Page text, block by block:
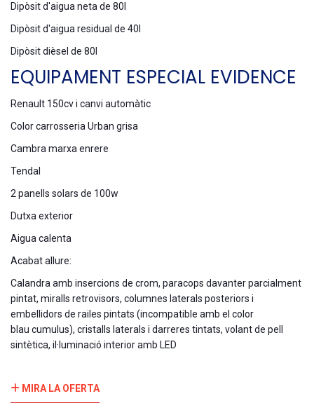
Dipòsit d'aigua neta de 80l
Dipòsit d'aigua residual de 40l
Dipòsit dièsel de 80l
EQUIPAMENT ESPECIAL EVIDENCE
Renault 150cv i canvi automàtic
Color carrosseria Urban grisa
Cambra marxa enrere
Tendal
2 panells solars de 100w
Dutxa exterior
Aigua calenta
Acabat allure:
Calandra amb insercions de crom, paracops davanter parcialment
pintat, miralls retrovisors, columnes laterals posteriors i
embellidors de railes pintats (incompatible amb el color
blau cumulus), cristalls laterals i darreres tintats, volant de pell
sintètica, il·luminació interior amb LED
MIRA LA OFERTA